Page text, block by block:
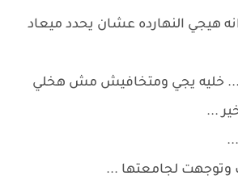
هيجي النهارده عشان يحدد ميعاد
... خليه يجي ومتخافيش مش هخلي
...
وتوجهت لجامعتها ...